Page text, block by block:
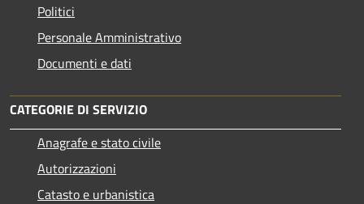
Politici
Personale Amministrativo
Documenti e dati
CATEGORIE DI SERVIZIO
Anagrafe e stato civile
Autorizzazioni
Catasto e urbanistica